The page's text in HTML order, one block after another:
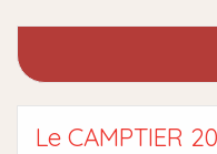
Le CAMPTIER